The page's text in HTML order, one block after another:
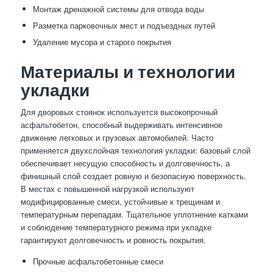
Монтаж дренажной системы для отвода воды
Разметка парковочных мест и подъездных путей
Удаление мусора и старого покрытия
Материалы и технологии
укладки
Для дворовых стоянок используется высокопрочный
асфальтобетон, способный выдерживать интенсивное
движение легковых и грузовых автомобилей. Часто
применяется двухслойная технология укладки: базовый слой
обеспечивает несущую способность и долговечность, а
финишный слой создает ровную и безопасную поверхность.
В местах с повышенной нагрузкой используют
модифицированные смеси, устойчивые к трещинам и
температурным перепадам. Тщательное уплотнение катками
и соблюдение температурного режима при укладке
гарантируют долговечность и ровность покрытия.
Прочные асфальтобетонные смеси